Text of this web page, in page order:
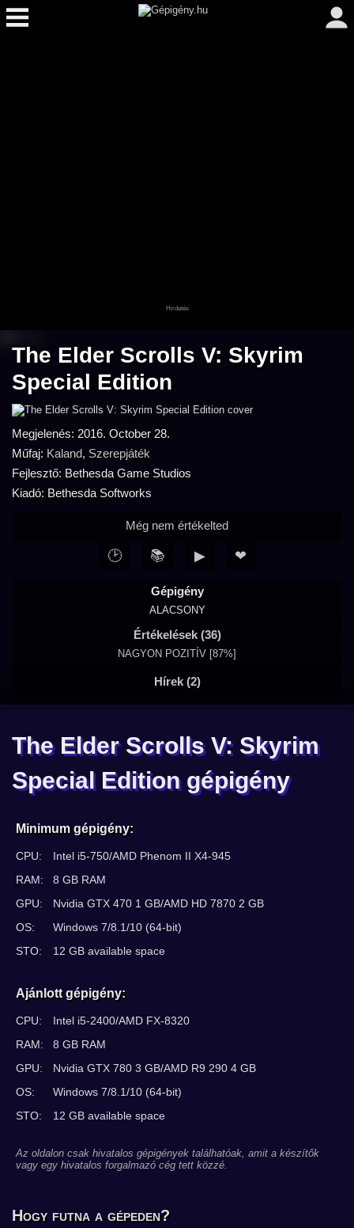
The Elder Scrolls V: Skyrim
Special Edition
Megjelenés: 2016. October 28.
Műfaj: Kaland, Szerepjáték
Fejlesztő: Bethesda Game Studios
Kiadó: Bethesda Softworks
Gépigény
ALACSONY
Értékelések (36)
NAGYON POZITÍV [87%]
Hírek (2)
Még nem értékelted
🕑 📚 ▶ ❤
The Elder Scrolls V: Skyrim
Special Edition gépigény
Minimum gépigény:
CPU:
Intel i5-750/AMD Phenom II X4-945
RAM:
8 GB RAM
GPU:
Nvidia GTX 470 1 GB/AMD HD 7870 2 GB
OS:
Windows 7/8.1/10 (64-bit)
STO:
12 GB available space
Ajánlott gépigény:
CPU:
Intel i5-2400/AMD FX-8320
RAM:
8 GB RAM
GPU:
Nvidia GTX 780 3 GB/AMD R9 290 4 GB
OS:
Windows 7/8.1/10 (64-bit)
STO:
12 GB available space
Az oldalon csak hivatalos gépigények találhatóak, amit a készítők
vagy egy hivatalos forgalmazó cég tett közzé.
Hogy futna a gépeden?